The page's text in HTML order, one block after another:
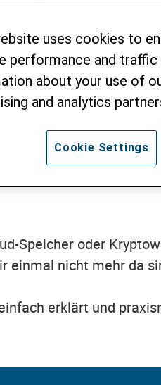
Konten, Fotos und
Speicher oder
einmal nicht mehr da
erklärt und
uses cookies to
performance and
about your use of
and analytics
Cookie Settings